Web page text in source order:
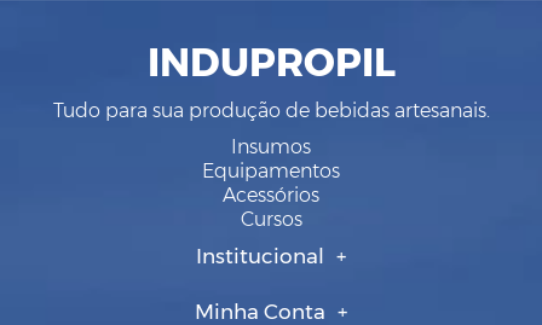
INDUPROPIL
Tudo para sua produção de bebidas artesanais.
Insumos
Equipamentos
Acessórios
Cursos
Institucional
Minha Conta